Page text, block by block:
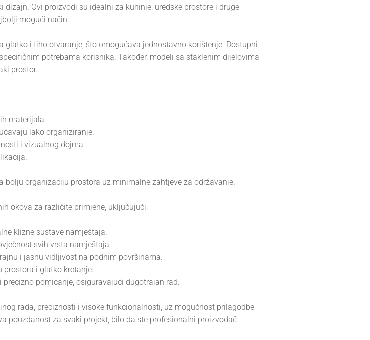
Ovi proizvodi su idealni za kuhinje, uredske prostore i druge
mogući način.
i tiho otvaranje, što omogućava jednostavno korištenje. Dostupni
potrebama korisnika. Također, modeli sa staklenim dijelovima
prostor.
materijala.
lako organiziranje.
i vizualnog dojma.
bolju organizaciju prostora uz minimalne zahtjeve za održavanje.
okova za različite primjene, uključujući:
klizne sustave namještaja.
svih vrsta namještaja.
i jasnu vidljivost na podnim površinama.
prostora i glatko kretanje.
precizno pomicanje, osiguravajući dugotrajan rad.
rada, preciznosti i visoke funkcionalnosti, uz mogućnost prilagodbe
pouzdanost za svaki projekt, bilo da ste profesionalni proizvođač